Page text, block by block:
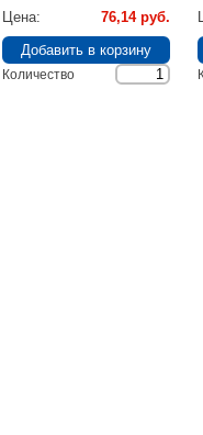
Цена
76,14 руб.
Количество